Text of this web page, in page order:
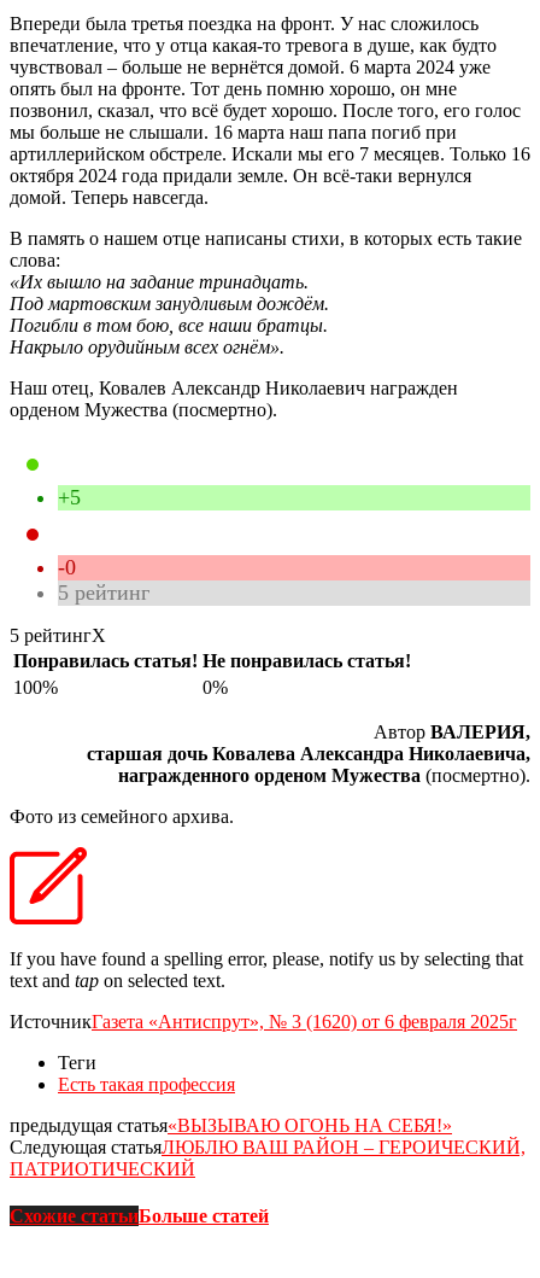
Впереди была третья поездка на фронт. У нас сложилось
впечатление, что у отца какая-то тревога в душе, как будто
чувствовал – больше не вернётся домой. 6 марта 2024 уже
опять был на фронте. Тот день помню хорошо, он мне
позвонил, сказал, что всё будет хорошо. После того, его голос
мы больше не слышали. 16 марта наш папа погиб при
артиллерийском обстреле. Искали мы его 7 месяцев. Только 16
октября 2024 года придали земле. Он всё-таки вернулся
домой. Теперь навсегда.
В память о нашем отце написаны стихи, в которых есть такие
слова:
«Их вышло на задание тринадцать.
Под мартовским занудливым дождём.
Погибли в том бою, все наши братцы.
Накрыло орудийным всех огнём».
Наш отец, Ковалев Александр Николаевич награжден
орденом Мужества (посмертно).
+5
-0
5 рейтинг
5 рейтингX
Понравилась статья! Не понравилась статья!
100%
0%
Автор ВАЛЕРИЯ,
старшая дочь Ковалева Александра Николаевича,
награжденного орденом Мужества (посмертно).
Фото из семейного архива.
If you have found a spelling error, please, notify us by selecting that
text and tap on selected text.
ИсточникГазета «Антиспрут», № 3 (1620) от 6 февраля 2025г
Теги
Есть такая профессия
предыдущая статья«ВЫЗЫВАЮ ОГОНЬ НА СЕБЯ!»
Следующая статьяЛЮБЛЮ ВАШ РАЙОН – ГЕРОИЧЕСКИЙ,
ПАТРИОТИЧЕСКИЙ
Схожие статьиБольше статей